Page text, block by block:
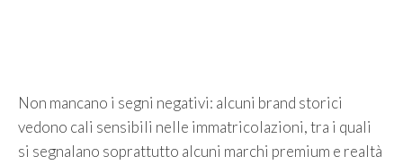
Non mancano i segni negativi: alcuni brand storici
vedono cali sensibili nelle immatricolazioni, tra i quali
si segnalano soprattutto alcuni marchi premium e realtà